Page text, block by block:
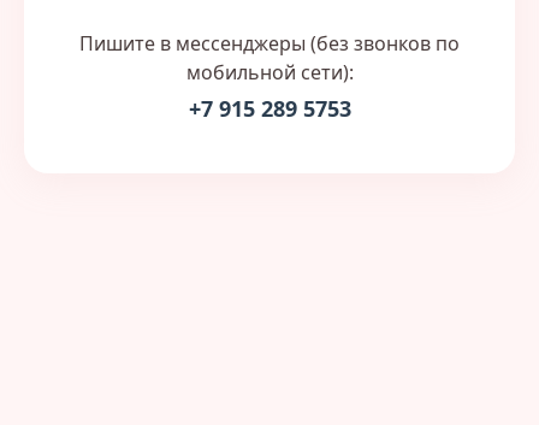
Пишите в мессенджеры (без звонков по
мобильной сети):
+7 915 289 5753